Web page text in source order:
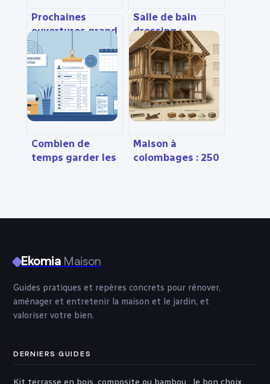
Prochaines
ouvertures grand
frais 2024 :
calendrier, villes
et infos pratiques
Salle de bain
dressing :
agencer un
espace mixte
pratique et
esthétique
Combien de
temps garder les
Maison à
colombages : 250
EkomiaMaison
Guides pratiques et repères concrets pour rénover,
aménager et entretenir la maison et le jardin, et
valoriser votre bien.
DERNIERS GUIDES